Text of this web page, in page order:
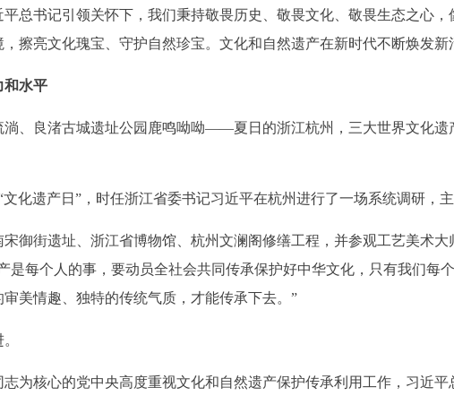
书记引领关怀下，我们秉持敬畏历史、敬畏文化、敬畏生态之心，
擦亮文化瑰宝、守护自然珍宝。文化和自然遗产在新时代不断焕发新
水平
良渚古城遗址公园鹿鸣呦呦——夏日的浙江杭州，三大世界文化遗
遗产日”，时任浙江省委书记习近平在杭州进行了一场系统调研，主
街遗址、浙江省博物馆、杭州文澜阁修缮工程，并参观工艺美术大
是每个人的事，要动员全社会共同传承保护好中华文化，只有我们每
美情趣、独特的传统气质，才能传承下去。”
核心的党中央高度重视文化和自然遗产保护传承利用工作，习近平